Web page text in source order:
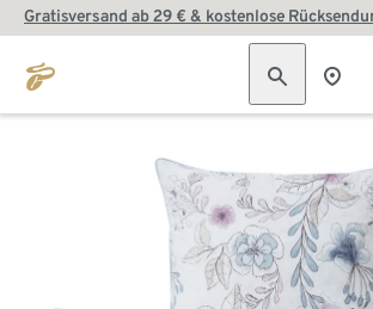
Gratisversand ab 29 € & kostenlose